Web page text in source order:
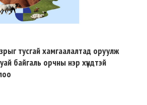
тусгай хамгаалалтад оруулж
байгаль орчны нэр хүндтэй